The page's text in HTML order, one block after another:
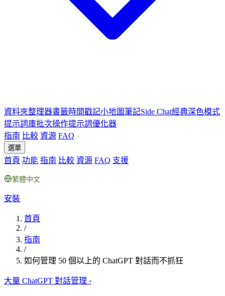
資料夾整理器書籤時間戳記小地圖筆記Side Chat經典深色模式
提示詞庫批次操作提示詞優化器
指南 比較 資源 FAQ
選單
首頁 功能 指南 比較 資源 FAQ 支援
繁體中文
安裝
首頁
/
指南
/
如何管理 50 個以上的 ChatGPT 對話而不抓狂
大量 ChatGPT 對話管理 ›